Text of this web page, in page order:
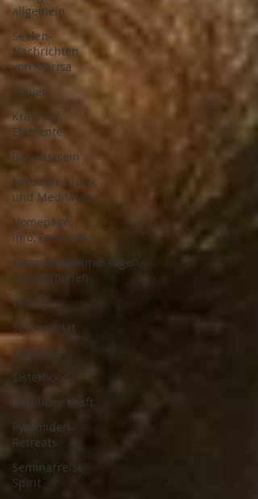
allgemein
Seelen-
Nachrichten
von Marisa
Trailer
Kraft der
Elemente
Bewusstsein
heilsame Musik
und Meditation
Homepage,
Info, Facebook
Klangschalenmassagen,
-Meditationen
Witchy
Spiritualität
Coaching
Sisterhood
weibliche Kraft
Pyramiden-
Retreats
Seminarreise
Spirit